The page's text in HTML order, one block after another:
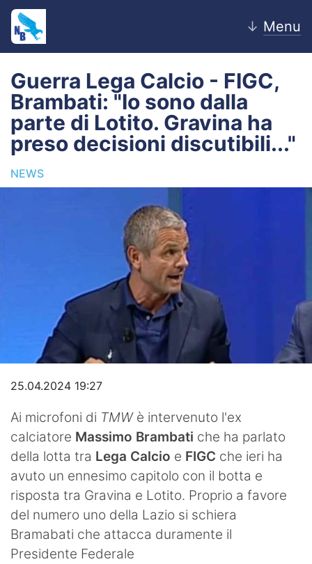
↓ Menu
Home
News
Editoriale
Settore Giovanile
Calciomercato
Guerra Lega Calcio - FIGC,
Brambati: "Io sono dalla
parte di Lotito. Gravina ha
preso decisioni discutibili..."
NEWS
25.04.2024 19:27
Ai microfoni di TMW è intervenuto l'ex
calciatore Massimo Brambati che ha parlato
della lotta tra Lega Calcio e FIGC che ieri ha
avuto un ennesimo capitolo con il botta e
risposta tra Gravina e Lotito. Proprio a favore
del numero uno della Lazio si schiera
Bramabati che attacca duramente il
Presidente Federale